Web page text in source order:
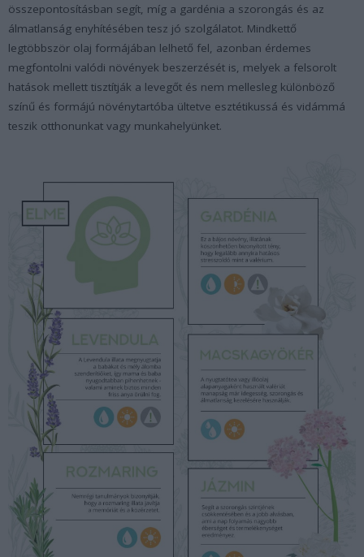
összepontosításban segít, míg a gardénia a szorongás és az
álmatlanság enyhítésében tesz jó szolgálatot. Mindkettő
legtöbbször olaj formájában lelhető fel, azonban érdemes
megfontolni valódi növények beszerzését is, melyek a felsorolt
hatások mellett tisztítják a levegőt és nem mellesleg különböző
színű és formájú növénytartóba ültetve esztétikussá és vidámmá
teszik otthonunkat vagy munkahelyünket.